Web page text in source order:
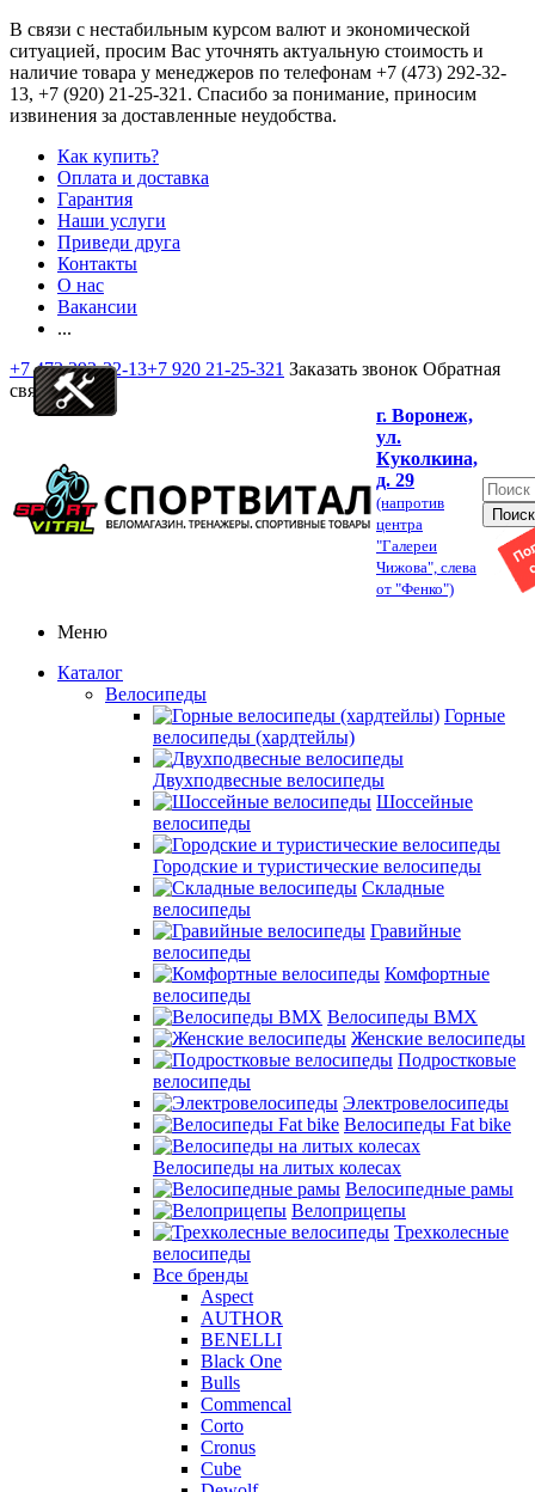
В связи с нестабильным курсом валют и экономической
ситуацией, просим Вас уточнять актуальную стоимость и
наличие товара у менеджеров по телефонам +7 (473) 292-32-
13, +7 (920) 21-25-321 . Спасибо за понимание, приносим
извинения за доставленные неудобства.
Как купить?
Оплата и доставка
Гарантия
Наши услуги
Приведи друга
Контакты
О нас
Вакансии
...
+7 473 292-32-13+7 920 21-25-321 Заказать звонок Обратная
связь
г. Воронеж,
ул.
Куколкина,
д. 29
(напротив
центра
"Галереи
Чижова", слева
от "Фенко")
Меню
Каталог
Велосипеды
Горные
велосипеды (хардтейлы)
Двухподвесные велосипеды
Шоссейные
велосипеды
Городские и туристические велосипеды
Складные
велосипеды
Гравийные
велосипеды
Комфортные
велосипеды
Велосипеды BMX
Женские велосипеды
Подростковые
велосипеды
Электровелосипеды
Велосипеды Fat bike
Велосипеды на литых колесах
Велосипедные рамы
Велоприцепы
Трехколесные
велосипеды
Все бренды
Aspect
AUTHOR
BENELLI
Black One
Bulls
Commencal
Corto
Cronus
Cube